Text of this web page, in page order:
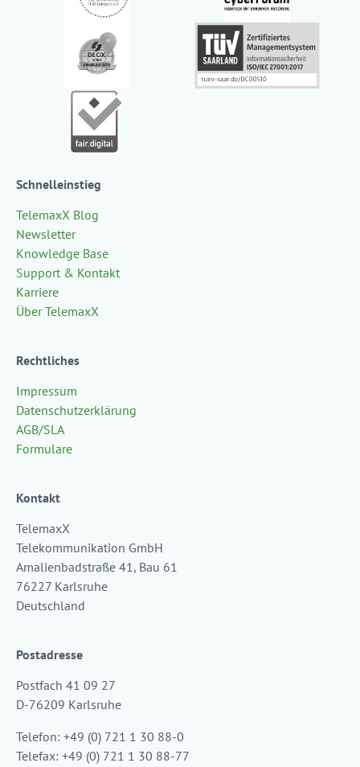
Schnelleinstieg
TelemaxX Blog
Newsletter
Knowledge Base
Support & Kontakt
Karriere
Über TelemaxX
Rechtliches
Impressum
Datenschutzerklärung
AGB/SLA
Formulare
Kontakt
TelemaxX
Telekommunikation GmbH
Amalienbadstraße 41, Bau 61
76227 Karlsruhe
Deutschland
Postadresse
Postfach 41 09 27
D-76209 Karlsruhe
Telefon: +49 (0) 721 1 30 88-0
Telefax: +49 (0) 721 1 30 88-77